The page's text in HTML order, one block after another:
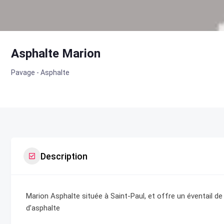
Asphalte Marion
Pavage - Asphalte
Description
Marion Asphalte située à Saint-Paul, et offre un éventail
d’asphalte